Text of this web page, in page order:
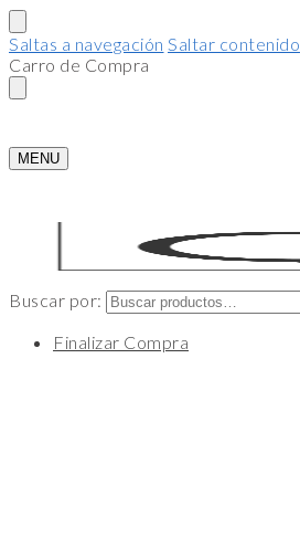
Saltas a navegación Saltar contenido
Carro de Compra
MENU
Buscar por:
Finalizar Compra